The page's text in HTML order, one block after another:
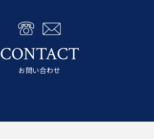
CONTACT
お問い合わせ